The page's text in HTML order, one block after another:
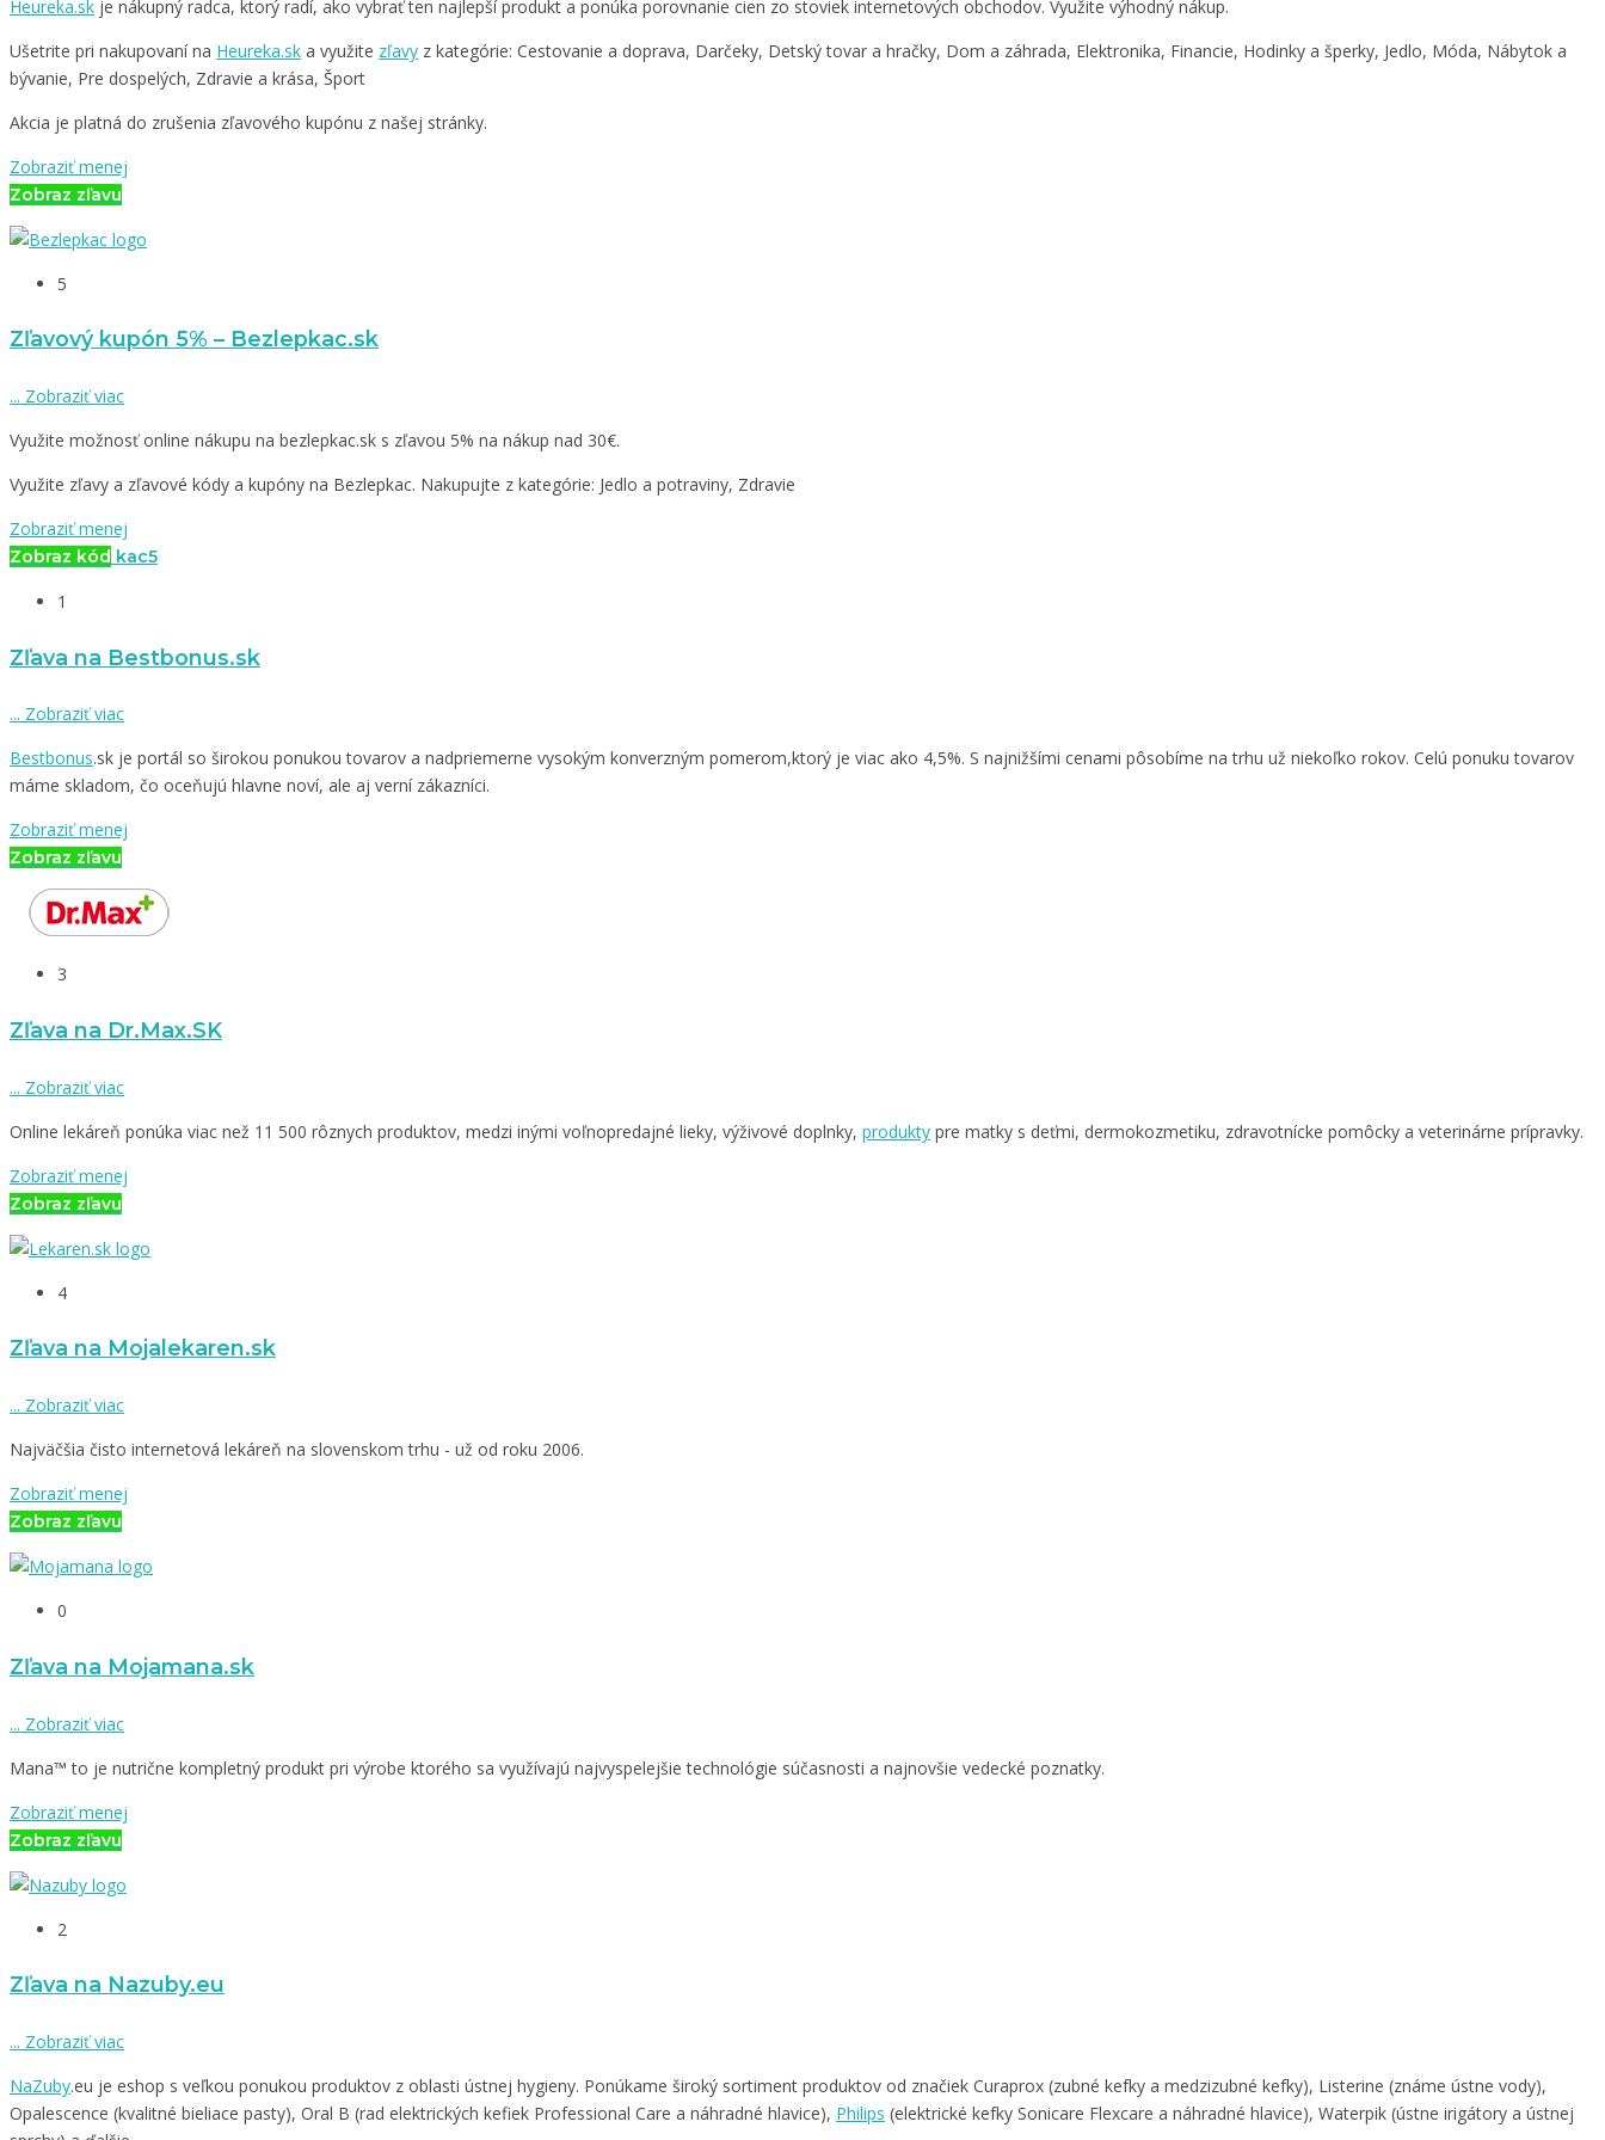
Heureka.sk je nákupný radca, ktorý radí, ako vybrať ten najlepší produkt a ponúka porovnanie cien zo stoviek internetových obchodov. Využite výhodný nákup.
Ušetrite pri nakupovaní na Heureka.sk a využite zľavy z kategórie: Cestovanie a doprava, Darčeky, Detský tovar a hračky, Dom a záhrada, Elektronika, Financie, Hodinky a šperky, Jedlo, Móda, Nábytok a
bývanie, Pre dospelých, Zdravie a krása, Šport
Akcia je platná do zrušenia zľavového kupónu z našej stránky.
Zobraziť menej
Zobraz zľavu
5
Zľavový kupón 5% – Bezlepkac.sk
... Zobraziť viac
Využite možnosť online nákupu na bezlepkac.sk s zľavou 5% na nákup nad 30€.
Využite zľavy a zľavové kódy a kupóny na Bezlepkac. Nakupujte z kategórie: Jedlo a potraviny, Zdravie
Zobraziť menej
Zobraz kód kac5
1
Zľava na Bestbonus.sk
... Zobraziť viac
Bestbonus.sk je portál so širokou ponukou tovarov a nadpriemerne vysokým konverzným pomerom,ktorý je viac ako 4,5%. S najnižšími cenami pôsobíme na trhu už niekoľko rokov. Celú ponuku tovarov
máme skladom, čo oceňujú hlavne noví, ale aj verní zákazníci.
Zobraziť menej
Zobraz zľavu
3
Zľava na Dr.Max.SK
... Zobraziť viac
Online lekáreň ponúka viac než 11 500 rôznych produktov, medzi inými voľnopredajné lieky, výživové doplnky, produkty pre matky s deťmi, dermokozmetiku, zdravotnícke pomôcky a veterinárne prípravky.
Zobraziť menej
Zobraz zľavu
4
Zľava na Mojalekaren.sk
... Zobraziť viac
Najväčšia čisto internetová lekáreň na slovenskom trhu - už od roku 2006.
Zobraziť menej
Zobraz zľavu
0
Zľava na Mojamana.sk
... Zobraziť viac
Mana™ to je nutrične kompletný produkt pri výrobe ktorého sa využívajú najvyspelejšie technológie súčasnosti a najnovšie vedecké poznatky.
Zobraziť menej
Zobraz zľavu
2
Zľava na Nazuby.eu
... Zobraziť viac
NaZuby.eu je eshop s veľkou ponukou produktov z oblasti ústnej hygieny. Ponúkame široký sortiment produktov od značiek Curaprox (zubné kefky a medzizubné kefky), Listerine (známe ústne vody),
Opalescence (kvalitné bieliace pasty), Oral B (rad elektrických kefiek Professional Care a náhradné hlavice), Philips (elektrické kefky Sonicare Flexcare a náhradné hlavice), Waterpik (ústne irigátory a ústnej